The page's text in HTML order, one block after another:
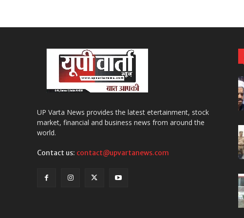
UP Varta News provides the latest etertainment, stock
market, financial and business news from around the
world.
Contact us: contact@upvartanews.com